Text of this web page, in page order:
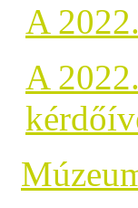
A
A